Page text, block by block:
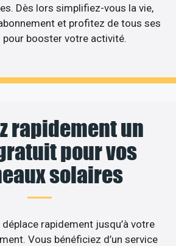
Dès lors simplifiez-vous la vie,
et profitez de tous ses
pour booster votre activité.
rapidement un
pour vos
solaires
rapidement jusqu’à votre
Vous bénéficiez d’un service